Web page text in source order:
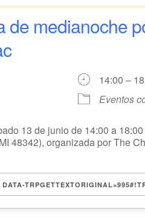
de medianoche
14:00 –
Eventos
13 de junio de 14:00 a
48342), organizada por The